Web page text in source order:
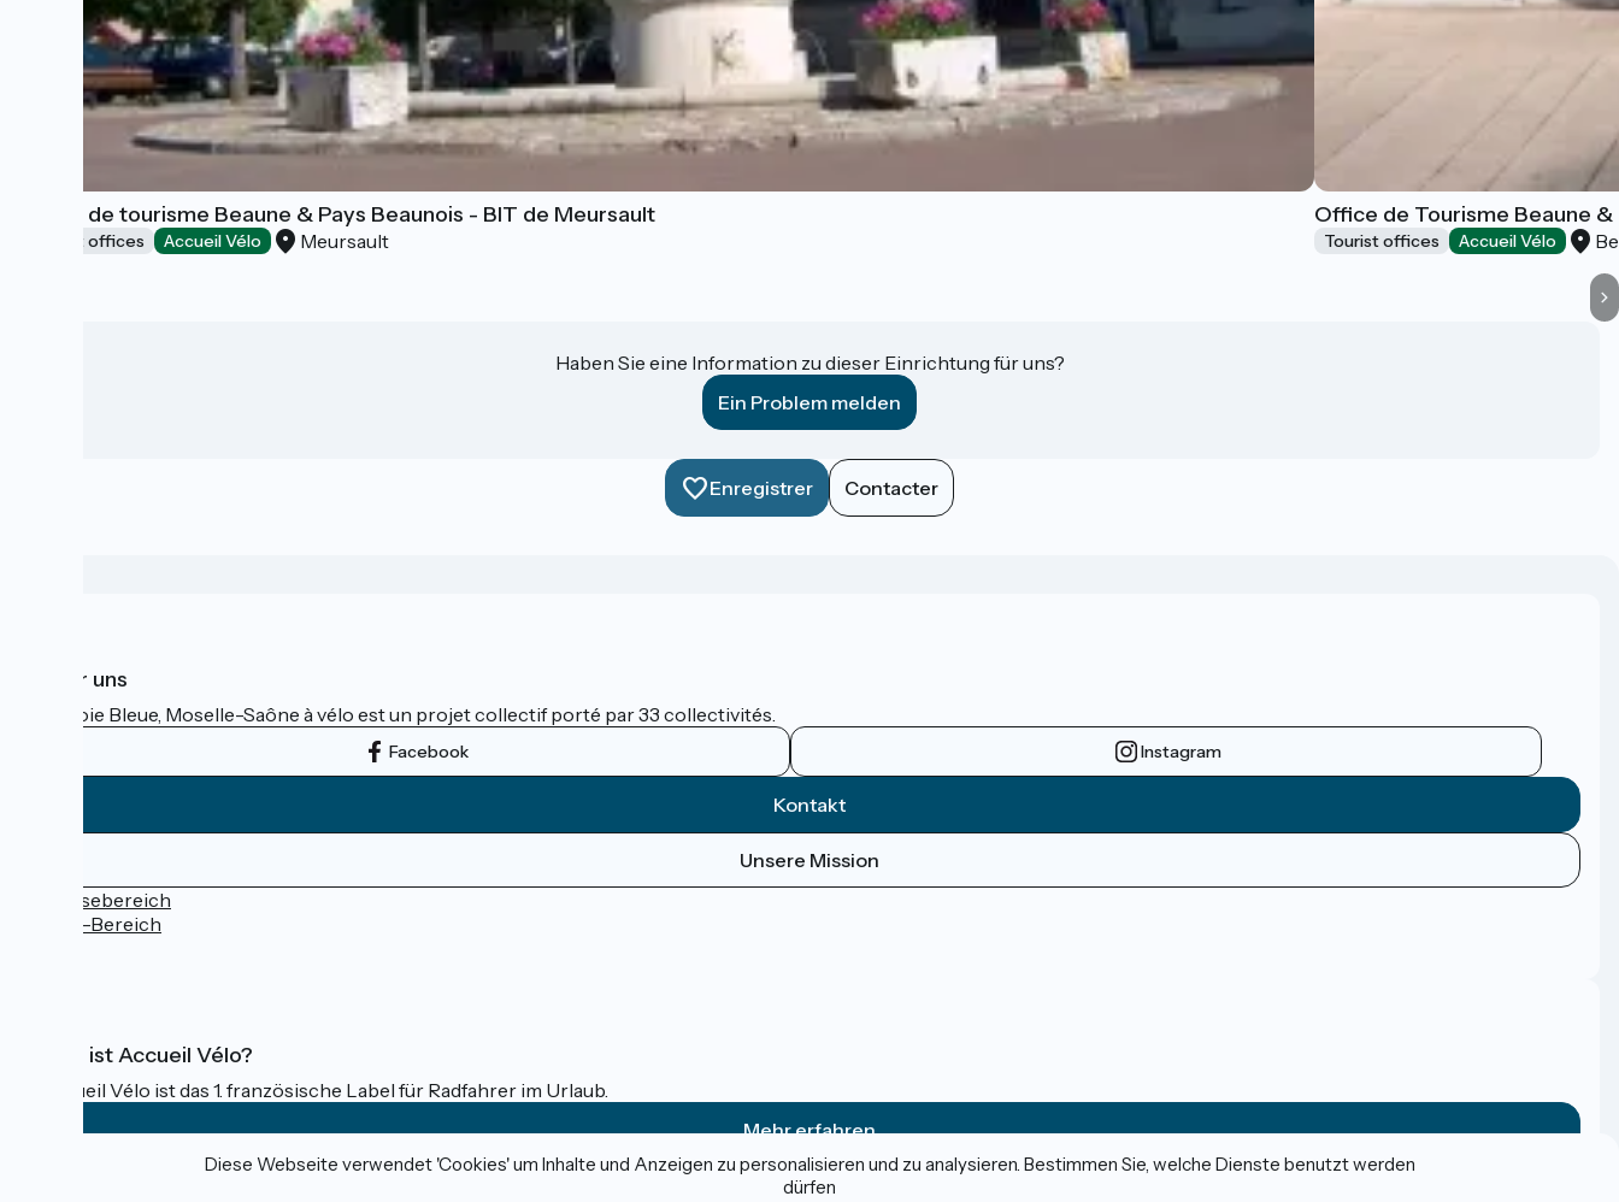
Office de tourisme Beaune & Pays Beaunois - BIT de Meursault
Tourist offices Accueil Vélo Meursault
Office de Tourisme Beaune
Tourist offices Accueil Vélo
Haben Sie eine Information zu dieser Einrichtung für uns?
Ein Problem melden
Enregistrer Contacter
Über uns
La Voie Bleue, Moselle-Saône à vélo est un projet collectif porté par 33 collectivités.
Facebook Instagram
Kontakt
Unsere Mission
Pressebereich
Profi-Bereich
Was ist Accueil Vélo?
Accueil Vélo ist das 1. französische Label für Radfahrer im Urlaub.
Mehr erfahren
Diese Webseite verwendet 'Cookies' um Inhalte und Anzeigen zu personalisieren und zu analysieren. Bestimmen Sie, welche Dienste benutzt werden
dürfen